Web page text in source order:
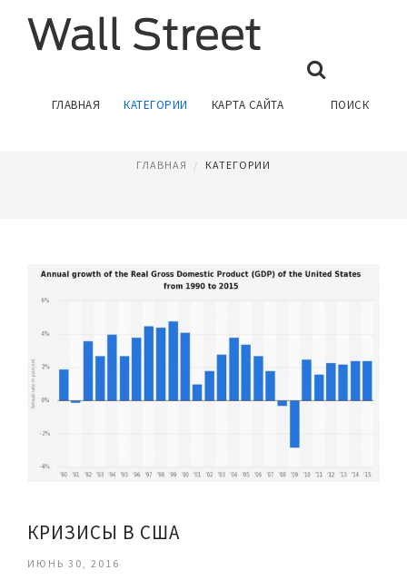
ГЛАВНАЯ КАТЕГОРИИ КАРТА САЙТА ПОИСК
ЭКОНОМИЧЕСКИЙ КРИЗИС
ГЛАВНАЯ КАТЕГОРИИ
КРИЗИСЫ В США
ИЮНЬ 30, 2016